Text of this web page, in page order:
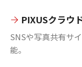
PIXUSクラウ
SNSや写真共有サ
能。